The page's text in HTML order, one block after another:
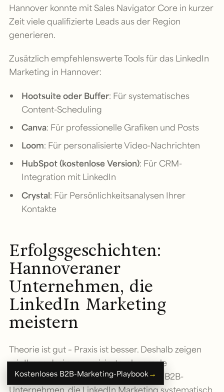
Hannover konnte mit Sales Navigator Core in kurzer
Zeit viele qualifizierte Leads aus der Region
generieren.
Zusätzlich empfehlenswerte Tools für das LinkedIn
Marketing in Hannover:
Hootsuite oder Buffer: Für systematisches
Content-Scheduling
Canva: Für professionelle Grafiken und Posts
Loom: Für personalisierte Video-Nachrichten
HubSpot (kostenlose Version): Für CRM-
Integration mit LinkedIn
Crystal: Für Persönlichkeitsanalysen Ihrer
Kontakte
Erfolgsgeschichten:
Hannoveraner
Unternehmen, die
LinkedIn Marketing
meistern
Theorie ist gut – Praxis ist besser. Deshalb zeigen
wir Ihnen drei anonymisierte, aber reale
Erfolgsgeschichten von Hannoveraner B2B-
Unternehmen, die LinkedIn Marketing systematisch
Kostenloses B2B-Marketing-Playbook →